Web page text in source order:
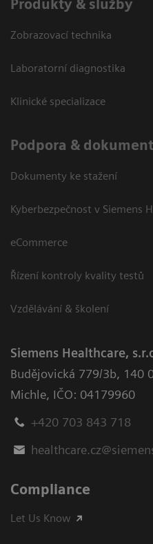
Produkty & služby
Zobrazovací technika
Laboratorní diagnostika
Klinické specializace
Podpora &
Dokumenty ke stažení
Kyberbezpečnost v Siemens
eCommerce
Řízení kontroly kvality testů
Vzdělávání & školení
Siemens Healthcare,
Budějovická 779/3b, 140
Michle, IČO: 04179960
+420 703 843 718
Compliance
Let Us Know